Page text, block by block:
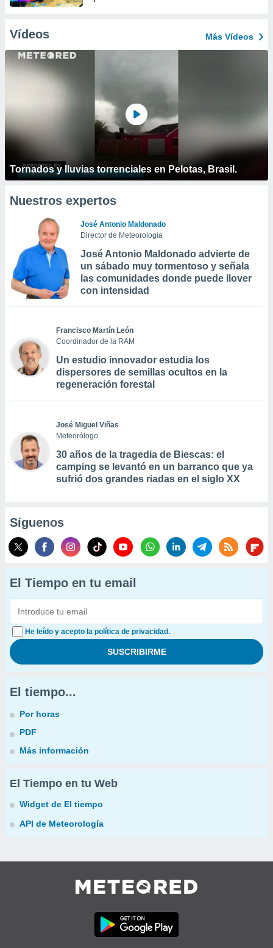
Vídeos Más Vídeos
Tornados y lluvias torrenciales en Pelotas, Brasil.
Nuestros expertos
José Antonio Maldonado
Director de Meteorología
José Antonio Maldonado advierte de
un sábado muy tormentoso y señala
las comunidades donde puede llover
con intensidad
Francisco Martín León
Coordinador de la RAM
Un estudio innovador estudia los
dispersores de semillas ocultos en la
regeneración forestal
José Miguel Viñas
Meteorólogo
30 años de la tragedia de Biescas: el
camping se levantó en un barranco que ya
sufrió dos grandes riadas en el siglo XX
Síguenos
El Tiempo en tu email
He leído y acepto la política de privacidad.
El tiempo...
Por horas
PDF
Más información
El Tiempo en tu Web
Widget de El tiempo
API de Meteorología